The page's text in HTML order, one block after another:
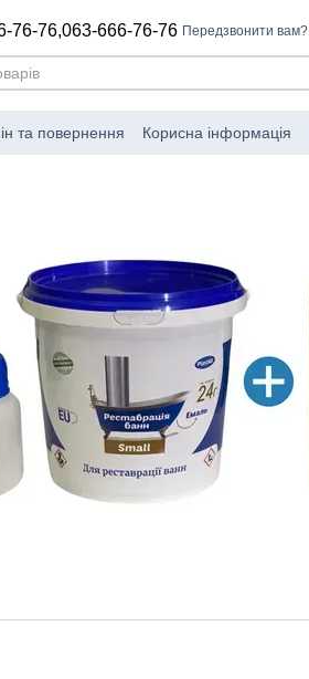
76-76,063-666-76-76 Передзвонити вам?
та повернення Корисна інформація